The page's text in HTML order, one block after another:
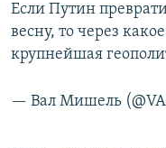
Если Путин
весну, то через
крупнейшая
— Вал Мишель